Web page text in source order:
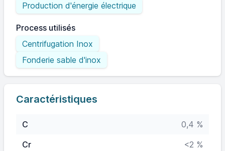
Production d'énergie électrique
Process utilisés
Centrifugation Inox
Fonderie sable d'inox
Caractéristiques
C
0,4 %
Cr
<2 %